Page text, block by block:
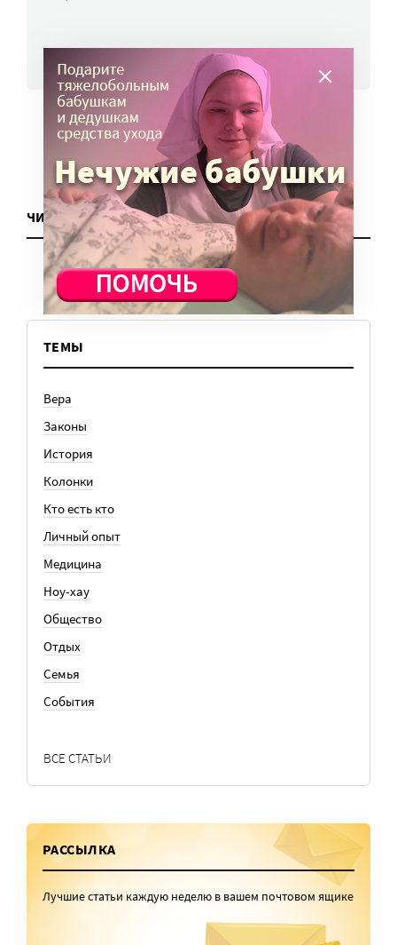
ВСЕ НОВОСТИ
ЧИТАТЬ ЕЩЕ
ТЕМЫ
Вера
Законы
История
Колонки
Кто есть кто
Личный опыт
Медицина
Ноу-хау
Общество
Отдых
Семья
События
ВСЕ СТАТЬИ
РАССЫЛКА
Лучшие статьи каждую неделю в вашем почтовом ящике